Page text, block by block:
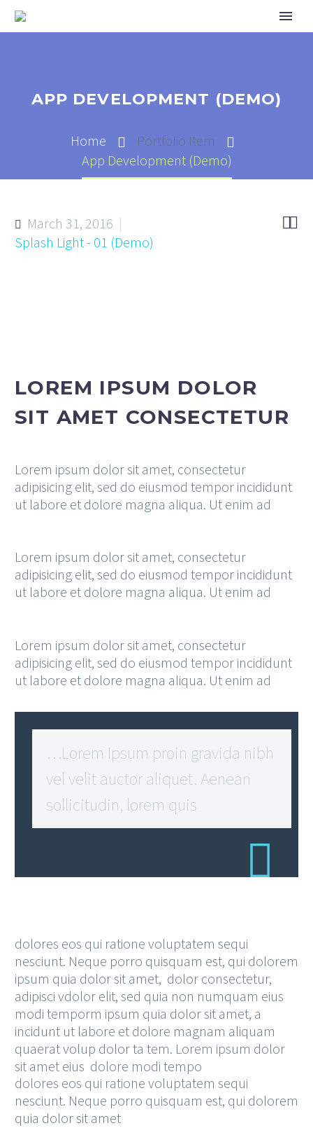
APP DEVELOPMENT (DEMO)
Home
Portfolio Item
App Development (Demo)

March 31, 2016
Splash Light - 01 (Demo)
LOREM IPSUM DOLOR
SIT AMET CONSECTETUR
Lorem ipsum dolor sit amet, consectetur
adipisicing elit, sed do eiusmod tempor incididunt
ut labore et dolore magna aliqua. Ut enim ad
Lorem ipsum dolor sit amet, consectetur
adipisicing elit, sed do eiusmod tempor incididunt
ut labore et dolore magna aliqua. Ut enim ad
Lorem ipsum dolor sit amet, consectetur
adipisicing elit, sed do eiusmod tempor incididunt
ut labore et dolore magna aliqua. Ut enim ad
…Lorem Ipsum proin gravida nibh
vel velit auctor aliquet. Aenean
sollicitudin, lorem quis
dolores eos qui ratione voluptatem sequi
nesciunt. Neque porro quisquam est, qui dolorem
ipsum quia dolor sit amet, dolor consectetur,
adipisci vdolor elit, sed quia non numquam eius
modi temporm ipsum quia dolor sit amet, a
incidunt ut labore et dolore magnam aliquam
quaerat volup dolor ta tem. Lorem ipsum dolor
sit amet eius dolore modi tempo
dolores eos qui ratione voluptatem sequi
nesciunt. Neque porro quisquam est, qui dolorem
quia dolor sit amet